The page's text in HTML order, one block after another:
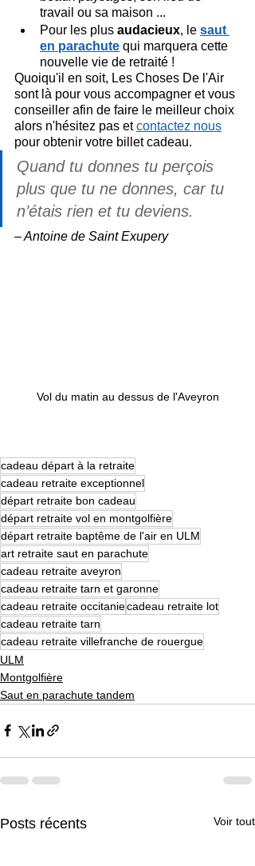
travail ou sa maison ...
Pour les plus audacieux, le saut
en parachute qui marquera cette
nouvelle vie de retraité !
Quoiqu'il en soit, Les Choses De l'Air
sont là pour vous accompagner et vous
conseiller afin de faire le meilleur choix
alors n'hésitez pas et contactez nous
pour obtenir votre billet cadeau.
Quand tu donnes tu perçois
plus que tu ne donnes, car tu
n’étais rien et tu deviens.
– Antoine de Saint Exupery
Vol du matin au dessus de l'Aveyron
cadeau départ à la retraite
cadeau retraite exceptionnel
départ retraite bon cadeau
départ retraite vol en montgolfière
départ retraite baptême de l'air en ULM
art retraite saut en parachute
cadeau retraite aveyron
cadeau retraite tarn et garonne
cadeau retraite occitaniecadeau retraite lot
cadeau retraite tarn
cadeau retraite villefranche de rouergue
ULM
Montgolfière
Saut en parachute tandem
Posts récents Voir tout